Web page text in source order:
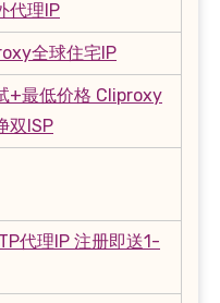
代理IP
全球住宅IP
+最低价格 Cliproxy
双ISP
代理IP 注册即送1-